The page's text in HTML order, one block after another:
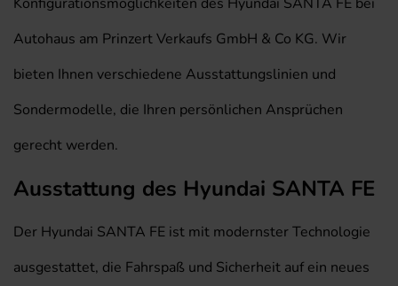
Autohaus am Prinzert Verkaufs GmbH & Co KG. Wir
bieten Ihnen verschiedene Ausstattungslinien und
Sondermodelle, die Ihren persönlichen Ansprüchen
gerecht werden.
Ausstattung des Hyundai SANTA FE
Der Hyundai SANTA FE ist mit modernster Technologie
ausgestattet, die Fahrspaß und Sicherheit auf ein neues